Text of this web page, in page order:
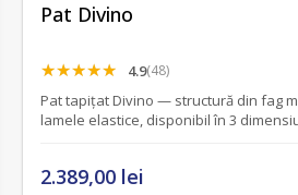
Pat Divino
4.9(48)
Pat tapițat Divino — structură din fag
lamele elastice, disponibil în 3
2.389,00 lei